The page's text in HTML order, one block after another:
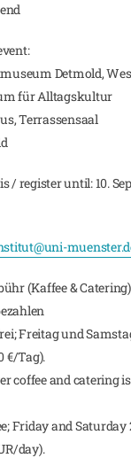
Detmold,
für Alltagskultur
Terrassensaal
/ register until: 10.
(Kaffee &
Freitag und
€/Tag).
coffee and catering
Friday and Saturday
day).